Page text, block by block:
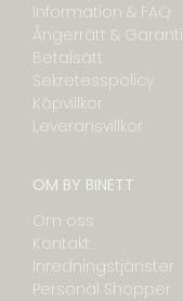
Information & FAQ
Ångerrätt & Garanti
Betalsätt
Sekretesspolicy
Köpvillkor
Leveransvillkor
OM BY BINETT
Om oss
Kontakt
Inredningstjänster
Personal Shopper